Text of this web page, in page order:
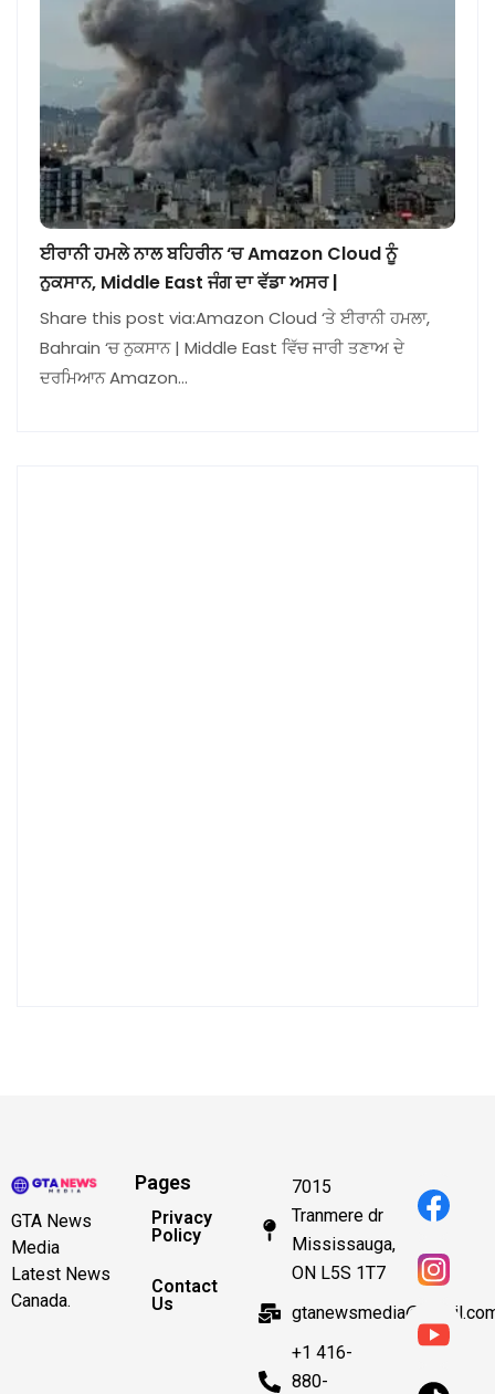
ਈਰਾਨੀ ਹਮਲੇ ਨਾਲ ਬਹਿਰੀਨ ‘ਚ Amazon Cloud ਨੂੰ
ਨੁਕਸਾਨ, Middle East ਜੰਗ ਦਾ ਵੱਡਾ ਅਸਰ |
Share this post via:Amazon Cloud ‘ਤੇ ਈਰਾਨੀ ਹਮਲਾ,
Bahrain ‘ਚ ਨੁਕਸਾਨ | Middle East ਵਿੱਚ ਜਾਰੀ ਤਣਾਅ ਦੇ
ਦਰਮਿਆਨ Amazon…
GTA News
Media
Latest News
Canada.
Pages
Privacy
Policy
Contact
Us
7015
Tranmere dr
Mississauga,
ON L5S 1T7
+1 416-
880-